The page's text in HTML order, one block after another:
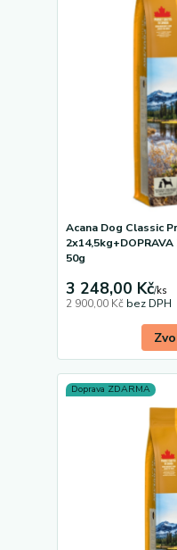
Acana Dog Classic
50g
3 248,00 Kč/ks
2 900,00 Kč bez DPH
Doprava ZDARMA